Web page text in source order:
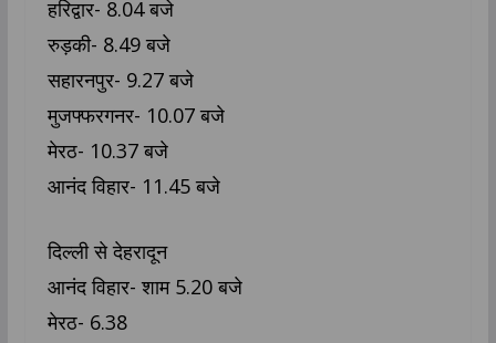
हरिद्वार- 8.04 बजे
रुड़की- 8.49 बजे
सहारनपुर- 9.27 बजे
मुजफ्फरगनर- 10.07 बजे
मेरठ- 10.37 बजे
आनंद विहार- 11.45 बजे
दिल्ली से देहरादून
आनंद विहार- शाम 5.20 बजे
मेरठ- 6.38